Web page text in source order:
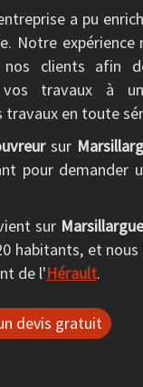
a pu
Notre expérience
clients afin
vos travaux à
en toute
sur
pour demander
sur
habitants, et nous
de l'Hérault.
devis gratuit